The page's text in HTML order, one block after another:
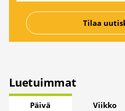
Luetuimmat
Päivä Viikko